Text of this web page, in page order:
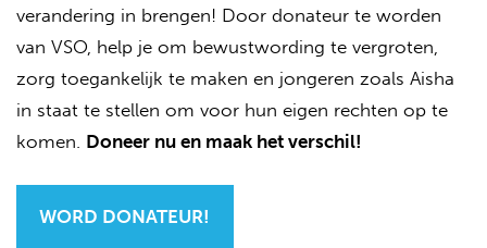
verandering in brengen! Door donateur te worden
van VSO, help je om bewustwording te vergroten,
zorg toegankelijk te maken en jongeren zoals Aisha
in staat te stellen om voor hun eigen rechten op te
komen. Doneer nu en maak het verschil!
WORD DONATEUR!